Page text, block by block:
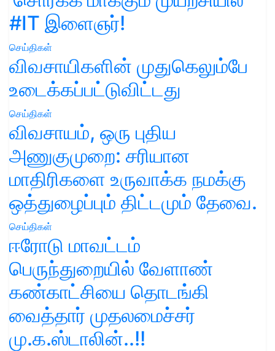
#IT இளைஞர்!
செய்திகள்
விவசாயிகளின் முதுகெலும்பே
உடைக்கப்பட்டுவிட்டது
செய்திகள்
விவசாயம், ஒரு புதிய
அணுகுமுறை: சரியான
மாதிரிகளை உருவாக்க நமக்கு
ஒத்துழைப்பும் திட்டமும் தேவை.
செய்திகள்
ஈரோடு மாவட்டம்
பெருந்துறையில் வேளாண்
கண்காட்சியை தொடங்கி
வைத்தார் முதலமைச்சர்
மு.க.ஸ்டாலின்..!!